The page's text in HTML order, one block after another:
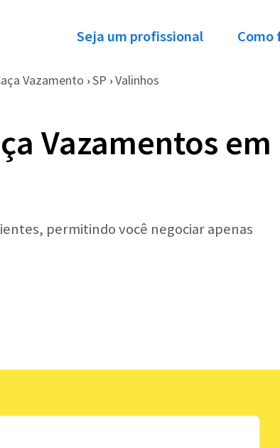
Seja um profissional Como
Vazamento › SP › Valinhos
Vazamentos em
permitindo você negociar apenas